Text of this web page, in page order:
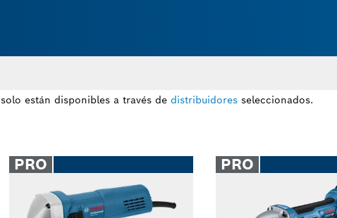
solo están disponibles a través de distribuidores seleccionados.
PRO PRO